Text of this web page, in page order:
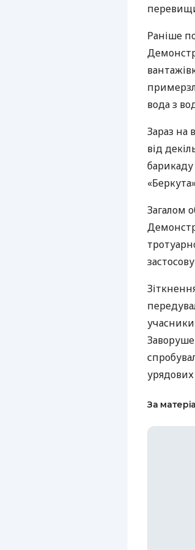
Раніше
вода з
Зараз на
від
барикаду
Загалом
урядових
За